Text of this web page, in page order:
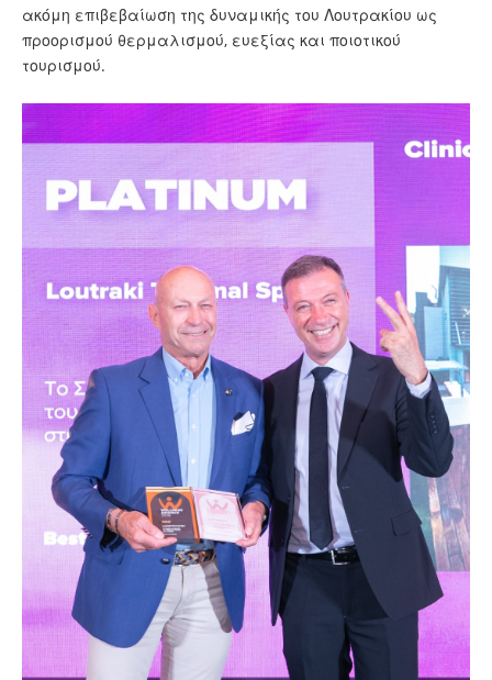
ακόμη επιβεβαίωση της δυναμικής του Λουτρακίου ως
προορισμού θερμαλισμού, ευεξίας και ποιοτικού
τουρισμού.